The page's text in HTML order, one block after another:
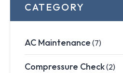
CATEGORY
AC Maintenance (7)
Compressure Check(2)